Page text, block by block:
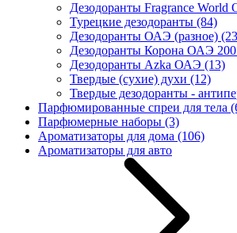
Дезодоранты Fragrance
Турецкие дезодоранты (84)
Дезодоранты ОАЭ (разное)
Дезодоранты Корона ОАЭ
Дезодоранты Azka ОАЭ (13)
Твердые (сухие) духи (12)
Твердые дезодоранты -
Парфюмированные спреи для тела
Парфюмерные наборы (3)
Ароматизаторы для дома (106)
Ароматизаторы для авто